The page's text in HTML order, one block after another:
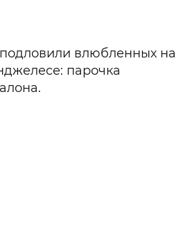
влюбленных на
парочка